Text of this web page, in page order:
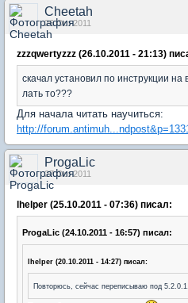
Cheetah
26 Oct 2011
zzzqwertyzzz (26.10.2011 - 21:13)
скачал установил по инструкции на
лать то???
Для начала читать научиться:
http://
ProgaLic
27 Oct 2011
lhelper (25.10.2011 - 07:36) писал:
ProgaLic (24.10.2011 - 16:57) писал:
lhelper (20.10.2011 - 14:27) писал:
Повторюсь, сейчас переписываю под